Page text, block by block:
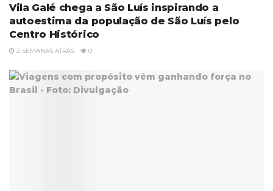
Vila Galé chega a São Luís inspirando a
autoestima da população de São Luís pelo
Centro Histórico
2 SEMANAS ATRÁS 0